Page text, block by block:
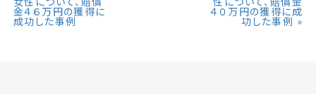
金４６万円の獲得に
成功した事例
４０万円の獲得に成
功した事例 »